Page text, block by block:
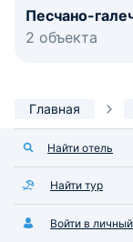
Песчано-
2 объекта
Главная
Найти отель
Найти тур
Войти в